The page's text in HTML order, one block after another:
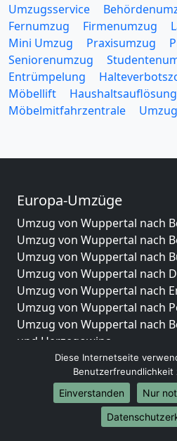
Umzugsservice
Fernumzug
Firmenumzug
Mini Umzug
Praxisumzug
Seniorenumzug
Entrümpelung
Möbellift
Haushaltsauflösung
Möbelmitfahrzentrale
Europa-Umzüge
Umzug von Wuppertal nach
Umzug von Wuppertal nach
Umzug von Wuppertal nach
Umzug von Wuppertal nach
Umzug von Wuppertal nach
Umzug von Wuppertal nach
Umzug von Wuppertal nach
und Herzegowina
Umzug von Wuppertal nach
Umzug von Wuppertal nach
Umzug von Wuppertal nach
Umzug von Wuppertal nach
Umzug von Wuppertal nach
Diese Internetseite
Benutzerfreundlichkeit
Einverstanden
Nur